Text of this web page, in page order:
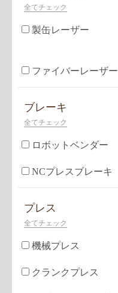
全てチェック
製缶レーザー
ファイバーレーザー
ブレーキ
全てチェック
ロボットベンダー
NCプレスブレーキ
プレス
全てチェック
機械プレス
クランクプレス